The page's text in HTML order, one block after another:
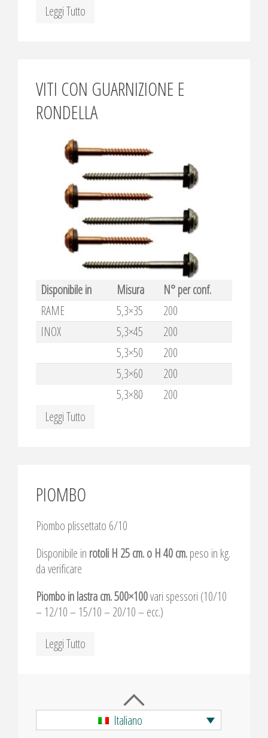
Leggi Tutto
VITI CON GUARNIZIONE E
RONDELLA
Disponibile in Misura
N° per conf.
RAME
5,3×35
200
INOX
5,3×45
200
5,3×50
200
5,3×60
200
5,3×80
200
Leggi Tutto
PIOMBO
Piombo plissettato 6/10
Disponibile in rotoli H 25 cm. o H 40 cm.peso in kg.
da verificare
Piombo in lastra cm. 500×100vari spessori (10/10
– 12/10 – 15/10 – 20/10 – ecc.)
Leggi Tutto
Italiano